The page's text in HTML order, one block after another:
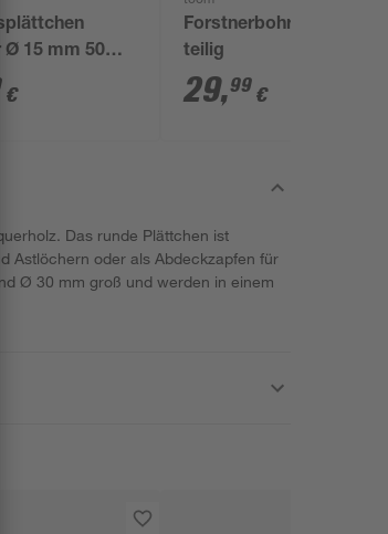
Ø 15 mm 50
€
Forstnerbohrer-Set 5-
teilig
29,99 €
Das runde Plättchen ist
Astlöchern oder als Abdeckzapfen für
Ø 30 mm groß und werden in einem